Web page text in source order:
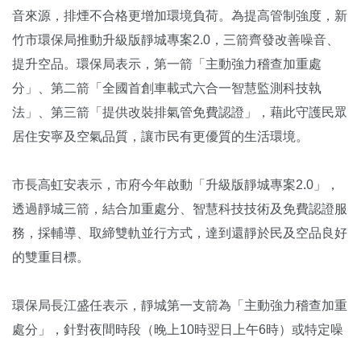
音來源，排煙不合格更增加環境負荷。為提高管制強度，新
竹市環保局推動升級版靜城專案2.0，三箭齊發改善噪音、
提升空品。環保局表示，第一箭「主動強力稽查加重處
分」、第二箭「全國首創車載式六合一智慧監測科技執
法」、第三箭「提供改裝排氣管免費認證」，藉此守護民眾
居住安寧及空氣品質，讓市民有更優質的生活環境。
市長高虹安表示，市府今年啟動「升級版靜城專案2.0」，
透過靜城三箭，結合加重處分、智慧科技技術及免費認證服
務，採輔導、取締雙軌並行方式，達到還靜於民及空品良好
的雙重目標。
環保局長江盛任表示，靜城第一支箭為「主動強力稽查加重
處分」，針對夜間時段（晚上10時翌日上午6時）或特定噪